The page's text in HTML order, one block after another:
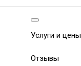
Услуги и цены
Отзывы